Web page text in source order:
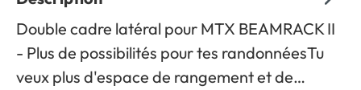
Double cadre latéral pour MTX BEAMRACK II
- Plus de possibilités pour tes randonnéesTu
veux plus d'espace de rangement et de…